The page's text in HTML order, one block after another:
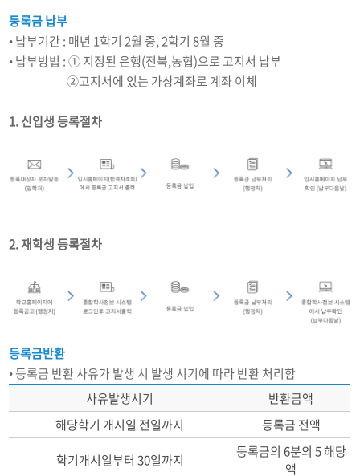
등록금 납부
• 납부기간 : 매년 1학기 2월 중, 2학기 8월 중
• 납부방법 : ① 지정된 은행(전북,농협)으로 고지서 납부
②고지서에 있는 가상계좌로 계좌 이체
1. 신입생 등록절차
2. 재학생 등록절차
등록금반환
• 등록금 반환 사유가 발생 시 발생 시기에 따라 반환 처리함
사유발생시기
반환금액
해당학기 개시일 전일까지
등록금 전액
학기개시일부터 30일까지
등록금의 6분의 5 해당
액